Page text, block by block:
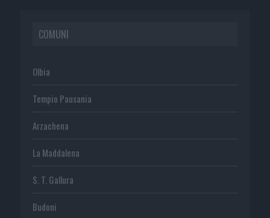
COMUNI
Olbia
Tempio Pausania
Arzachena
La Maddalena
S. T. Gallura
Budoni